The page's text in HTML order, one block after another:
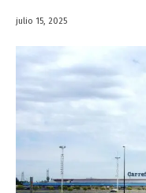
julio 15, 2025